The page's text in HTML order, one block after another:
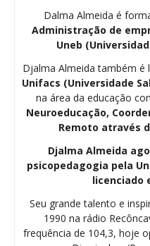
Dalma Almeida é
Administração de
Uneb
Djalma Almeida também é
Unifacs (Universidade
na área da educação
Neuroeducação,
Remoto através
Djalma Almeida
psicopedagogia pela
licenciado
Seu grande talento e
1990 na rádio
frequência de 104,3, hoje